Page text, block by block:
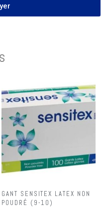
GANT SENSITEX LATEX NON
POUDRÉ (9-10)